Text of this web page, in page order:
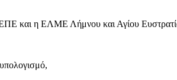
και η ΕΛΜΕ Λήμνου και Αγίου